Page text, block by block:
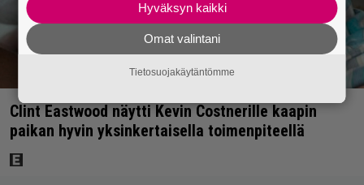
Clint Eastwood näytti Kevin Costnerille kaapin
paikan hyvin yksinkertaisella toimenpiteellä
Hyväksyn kaikki
Omat valintani
Tietosuojakäytäntömme